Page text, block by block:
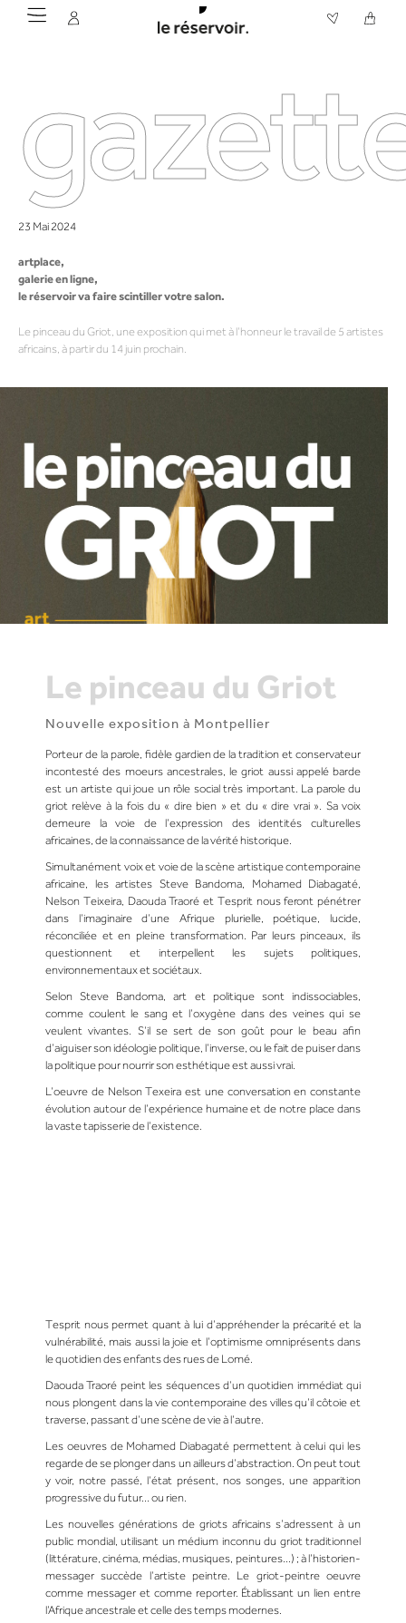
23 Mai 2024
artplace,
galerie en ligne,
le réservoir va faire scintiller votre salon.
Le pinceau du Griot, une exposition qui met à l’honneur le travail de 5 artistes
africains, à partir du 14 juin prochain.
Le pinceau du Griot
Nouvelle exposition à Montpellier
Porteur de la parole, fidèle gardien de la tradition et conservateur
incontesté des moeurs ancestrales, le griot aussi appelé barde
est un artiste qui joue un rôle social très important. La parole du
griot relève à la fois du « dire bien » et du « dire vrai ». Sa voix
demeure la voie de l’expression des identités culturelles
africaines, de la connaissance de la vérité historique.
Simultanément voix et voie de la scène artistique contemporaine
africaine, les artistes Steve Bandoma, Mohamed Diabagaté,
Nelson Teixeira, Daouda Traoré et Tesprit nous feront pénétrer
dans l’imaginaire d’une Afrique plurielle, poétique, lucide,
réconciliée et en pleine transformation. Par leurs pinceaux, ils
questionnent et interpellent les sujets politiques,
environnementaux et sociétaux.
Selon Steve Bandoma, art et politique sont indissociables,
comme coulent le sang et l’oxygène dans des veines qui se
veulent vivantes. S’il se sert de son goût pour le beau afin
d’aiguiser son idéologie politique, l’inverse, ou le fait de puiser dans
la politique pour nourrir son esthétique est aussi vrai.
L’oeuvre de Nelson Texeira est une conversation en constante
évolution autour de l’expérience humaine et de notre place dans
la vaste tapisserie de l’existence.
Tesprit nous permet quant à lui d’appréhender la précarité et la
vulnérabilité, mais aussi la joie et l’optimisme omniprésents dans
le quotidien des enfants des rues de Lomé.
Daouda Traoré peint les séquences d’un quotidien immédiat qui
nous plongent dans la vie contemporaine des villes qu’il côtoie et
traverse, passant d’une scène de vie à l’autre.
Les oeuvres de Mohamed Diabagaté permettent à celui qui les
regarde de se plonger dans un ailleurs d’abstraction. On peut tout
y voir, notre passé, l’état présent, nos songes, une apparition
progressive du futur… ou rien.
Les nouvelles générations de griots africains s’adressent à un
public mondial, utilisant un médium inconnu du griot traditionnel
(littérature, cinéma, médias, musiques, peintures…) ; à l’historien-
messager succède l’artiste peintre. Le griot-peintre oeuvre
comme messager et comme reporter. Établissant un lien entre
l’Afrique ancestrale et celle des temps modernes.